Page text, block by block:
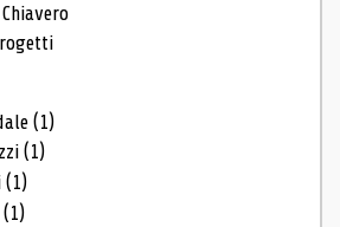
(1)
(1)
(1)
(1)